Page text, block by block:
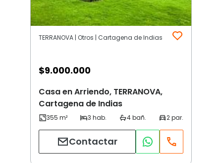
TERRANOVA | Otros | Cartagena de Indias
$9.000.000
Casa en Arriendo, TERRANOVA,
Cartagena de Indias
Contactar